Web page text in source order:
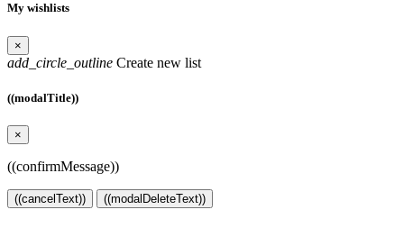
My wishlists
×
add_circle_outline Create new list
((modalTitle))
×
((confirmMessage))
((cancelText)) ((modalDeleteText))